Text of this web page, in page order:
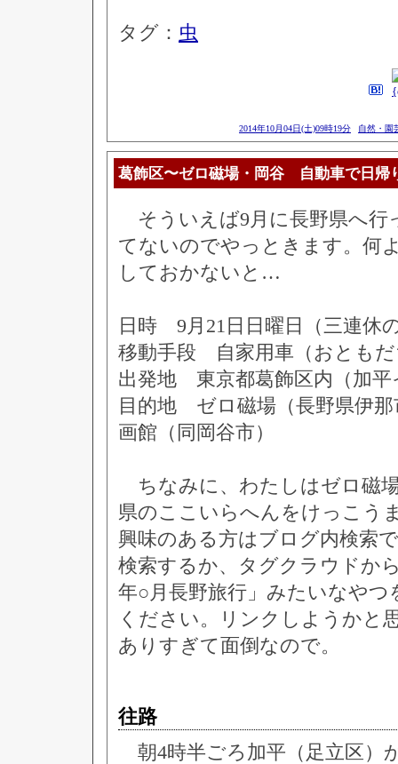
タグ： 虫
2014年10月04日(土)09時19分 自然・園
葛飾区〜ゼロ磁場・岡谷 自動車で日帰
そういえば9月に長野県へ行
てないのでやっときます。何
しておかないと…
日時 9月21日日曜日（三連休
移動手段 自家用車（おともだ
出発地 東京都葛飾区内（加平
目的地 ゼロ磁場（長野県伊那
画館（同岡谷市）
ちなみに、わたしはゼロ磁
県のここいらへんをけっこう
興味のある方はブログ内検索
検索するか、タグクラウドか
年○月長野旅行」みたいなや
ください。リンクしようかと
ありすぎて面倒なので。
往路
朝4時半ごろ加平（足立区）